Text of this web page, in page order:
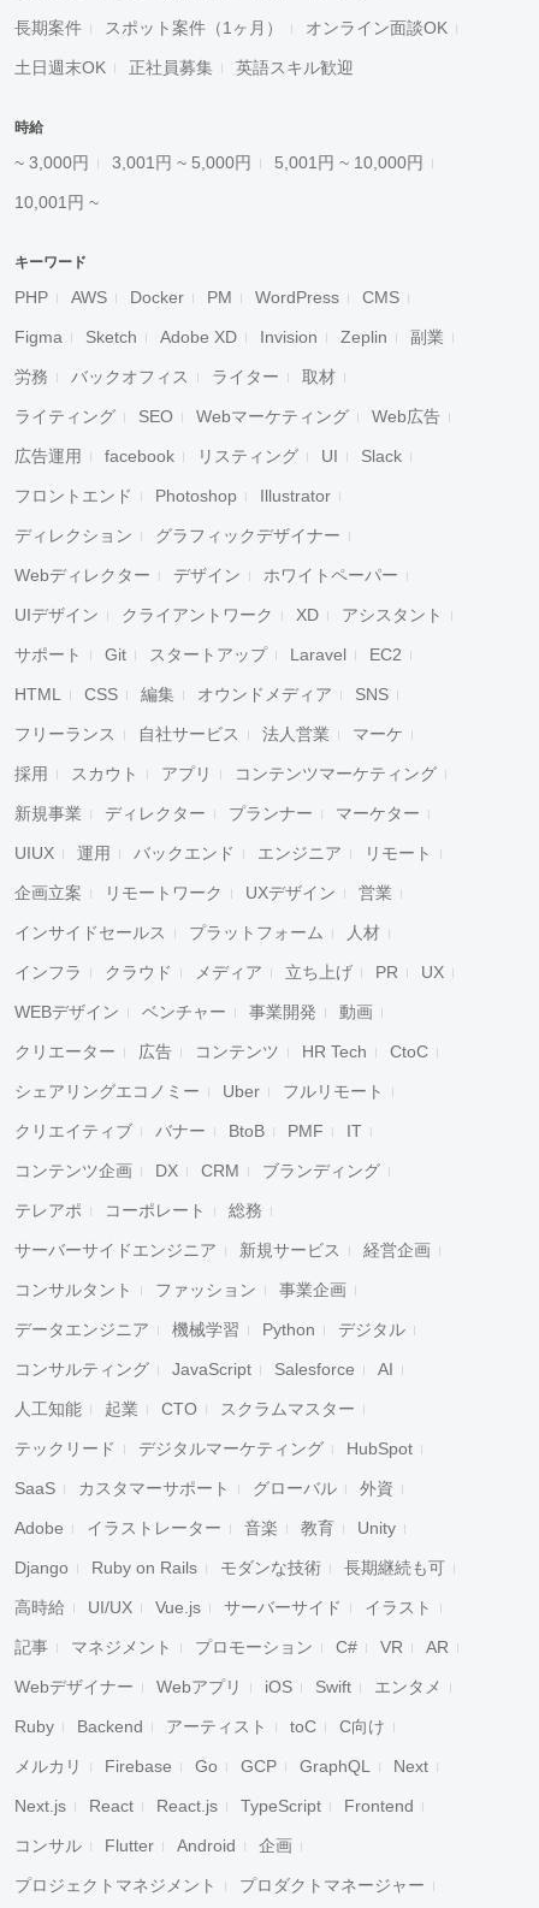
長期案件 スポット案件（1ヶ月） オンライン面談OK
土日週末OK 正社員募集 英語スキル歓迎
時給
~ 3,000円 3,001円 ~ 5,000円 5,001円 ~ 10,000円
10,001円 ~
キーワード
PHP AWS Docker PM WordPress CMS
Figma Sketch Adobe XD Invision Zeplin 副業
労務 バックオフィス ライター 取材
ライティング SEO Webマーケティング Web広告
広告運用 facebook リスティング UI Slack
フロントエンド Photoshop Illustrator
ディレクション グラフィックデザイナー
Webディレクター デザイン ホワイトペーパー
UIデザイン クライアントワーク XD アシスタント
サポート Git スタートアップ Laravel EC2
HTML CSS 編集 オウンドメディア SNS
フリーランス 自社サービス 法人営業 マーケ
採用 スカウト アプリ コンテンツマーケティング
新規事業 ディレクター プランナー マーケター
UIUX 運用 バックエンド エンジニア リモート
企画立案 リモートワーク UXデザイン 営業
インサイドセールス プラットフォーム 人材
インフラ クラウド メディア 立ち上げ PR UX
WEBデザイン ベンチャー 事業開発 動画
クリエーター 広告 コンテンツ HR Tech CtoC
シェアリングエコノミー Uber フルリモート
クリエイティブ バナー BtoB PMF IT
コンテンツ企画 DX CRM ブランディング
テレアポ コーポレート 総務
サーバーサイドエンジニア 新規サービス 経営企画
コンサルタント ファッション 事業企画
データエンジニア 機械学習 Python デジタル
コンサルティング JavaScript Salesforce AI
人工知能 起業 CTO スクラムマスター
テックリード デジタルマーケティング HubSpot
SaaS カスタマーサポート グローバル 外資
Adobe イラストレーター 音楽 教育 Unity
Django Ruby on Rails モダンな技術 長期継続も可
高時給 UI/UX Vue.js サーバーサイド イラスト
記事 マネジメント プロモーション C# VR AR
Webデザイナー Webアプリ iOS Swift エンタメ
Ruby Backend アーティスト toC C向け
メルカリ Firebase Go GCP GraphQL Next
Next.js React React.js TypeScript Frontend
コンサル Flutter Android 企画
プロジェクトマネジメント プロダクトマネージャー